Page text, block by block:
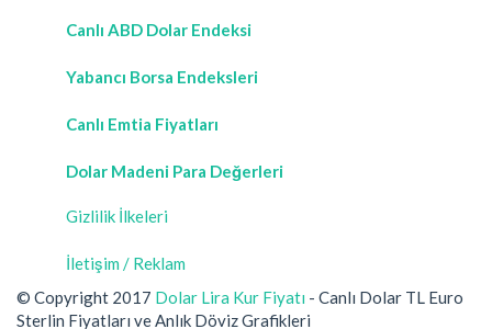
Canlı ABD Dolar Endeksi
Yabancı Borsa Endeksleri
Canlı Emtia Fiyatları
Dolar Madeni Para Değerleri
Gizlilik İlkeleri
İletişim / Reklam
© Copyright 2017 Dolar Lira Kur Fiyatı - Canlı Dolar TL Euro
Sterlin Fiyatları ve Anlık Döviz Grafikleri